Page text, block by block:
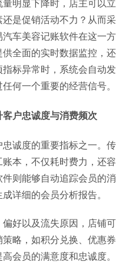
明显下降时，店主可以立
是促销活动不力？从而采
车美容记账软件在这一方
全面的实时数据监控，还
标异常时，系统会自动发
何一个重要的经营信号。
户忠诚度与消费频次
诚度的重要指标之一。传
本，不仅耗时费力，还容
则能够自动追踪会员的消
详细的会员分析报告。
好以及流失原因，店铺可
略，如积分兑换、优惠券
会员的满意度和忠诚度。